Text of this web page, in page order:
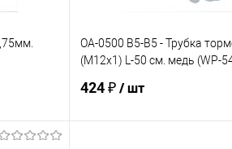
OA-0500 B5-B5 - Трубка
(М12х1) L-50 см. медь (WP-
424 ₽/ шт